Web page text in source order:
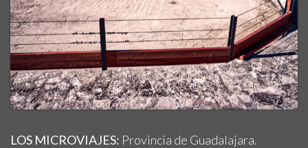
LOS MICROVIAJES: Provincia de Guadalajara.